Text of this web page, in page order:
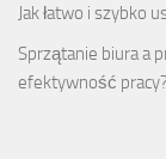
Jak łatwo i szybko
Sprzątanie biura a
efektywność pracy?